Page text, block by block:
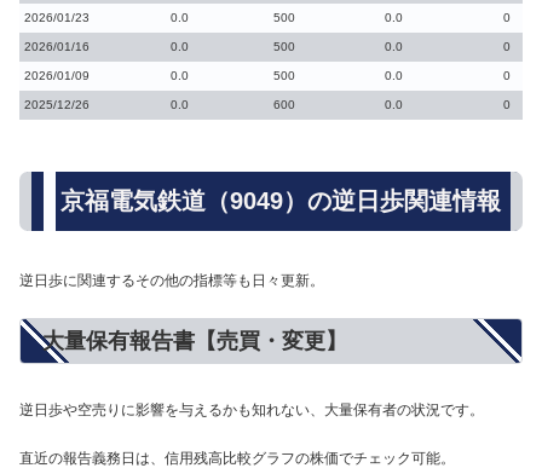
2026/01/23 0.0 500 0.0 0
2026/01/16 0.0 500 0.0 0
2026/01/09 0.0 500 0.0 0
2025/12/26 0.0 600 0.0 0
京福電気鉄道（9049）の逆日歩関連情報
逆日歩に関連するその他の指標等も日々更新。
大量保有報告書【売買・変更】
逆日歩や空売りに影響を与えるかも知れない、大量保有者の状況です。
直近の報告義務日は、信用残高比較グラフの株価でチェック可能。